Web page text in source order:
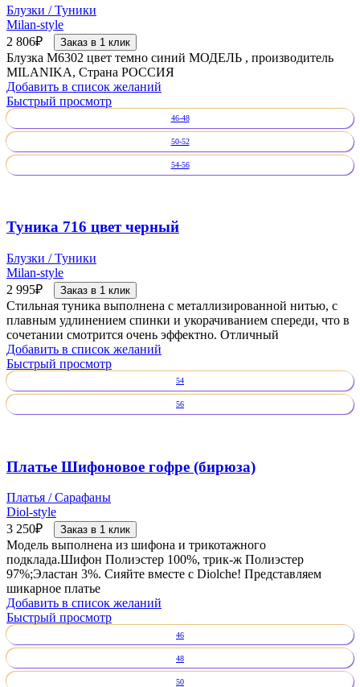
Блузки / Туники
Milan-style
2 806₽ Заказ в 1 клик
Блузка М6302 цвет темно синий МОДЕЛЬ , производитель
MILANIKA, Страна РОССИЯ
Добавить в список желаний
Быстрый просмотр
46-48
50-52
54-56
Туника 716 цвет черный
Блузки / Туники
Milan-style
2 995₽ Заказ в 1 клик
Стильная туника выполнена с металлизированной нитью, с
плавным удлинением спинки и укорачиванием спереди, что в
сочетании смотрится очень эффектно. Отличный
Добавить в список желаний
Быстрый просмотр
54
56
Платье Шифоновое гофре (бирюза)
Платья / Сарафаны
Diol-style
3 250₽ Заказ в 1 клик
Модель выполнена из шифона и трикотажного
подклада.Шифон Полиэстер 100%, трик-ж Полиэстер
97%;Эластан 3%. Сияйте вместе с Diolche! Представляем
шикарное платье
Добавить в список желаний
Быстрый просмотр
46
48
50